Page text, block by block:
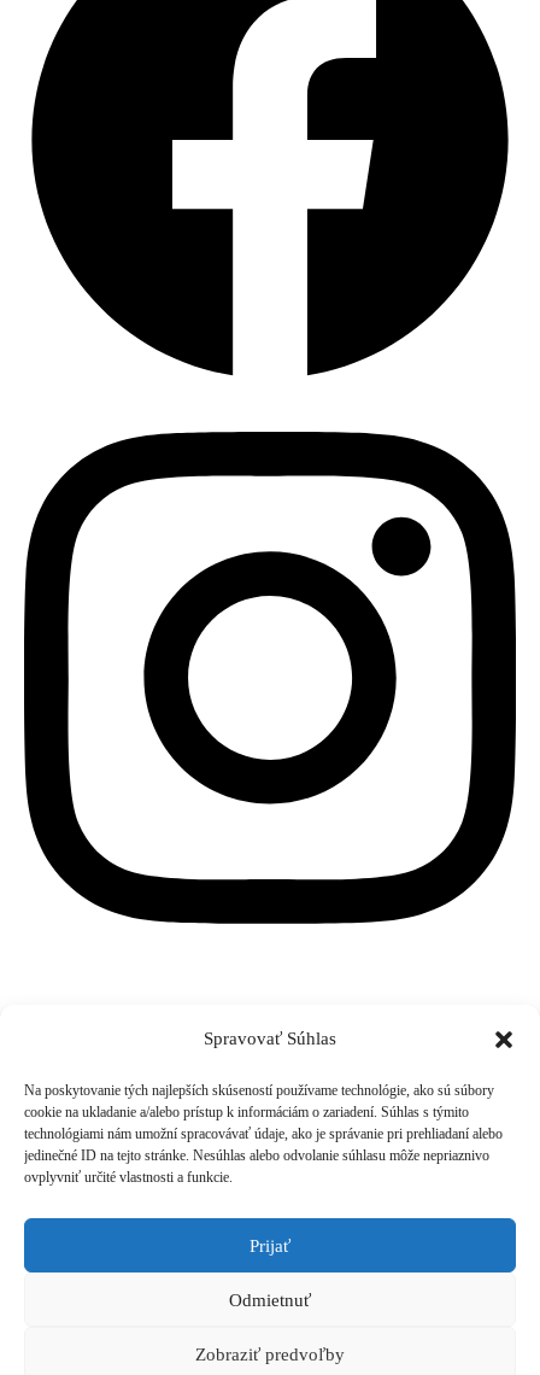
Spravovať Súhlas
Na poskytovanie tých najlepších skúseností používame technológie, ako sú súbory
cookie na ukladanie a/alebo prístup k informáciám o zariadení. Súhlas s týmito
technológiami nám umožní spracovávať údaje, ako je správanie pri prehliadaní alebo
jedinečné ID na tejto stránke. Nesúhlas alebo odvolanie súhlasu môže nepriaznivo
ovplyvniť určité vlastnosti a funkcie.
Prijať
Odmietnuť
Zobraziť predvoľby
Sledujte nás
t: 0904229352
e: info@rapadigital.sk
Digitálne riešenia pre váš